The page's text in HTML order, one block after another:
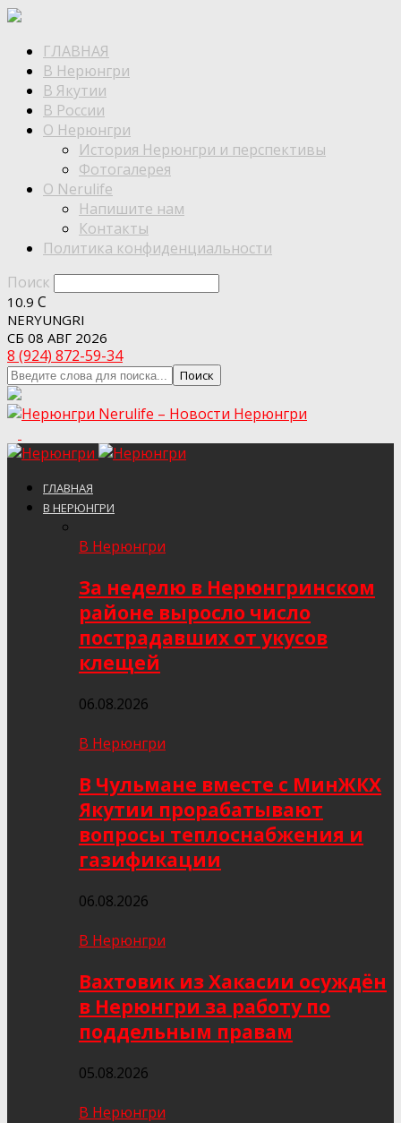
ГЛАВНАЯ
В Нерюнгри
В Якутии
В России
О Нерюнгри
История Нерюнгри и перспективы
Фотогалерея
О Nerulife
Напишите нам
Контакты
Политика конфиденциальности
Поиск
10.9 C
NERYUNGRI
СБ 08 АВГ 2026
8 (924) 872-59-34
Nerulife – Новости Нерюнгри
ГЛАВНАЯ
В НЕРЮНГРИ
В Нерюнгри
За неделю в Нерюнгринском
районе выросло число
пострадавших от укусов
клещей
06.08.2026
В Нерюнгри
В Чульмане вместе с МинЖКХ
Якутии прорабатывают
вопросы теплоснабжения и
газификации
06.08.2026
В Нерюнгри
Вахтовик из Хакасии осуждён
в Нерюнгри за работу по
поддельным правам
05.08.2026
В Нерюнгри